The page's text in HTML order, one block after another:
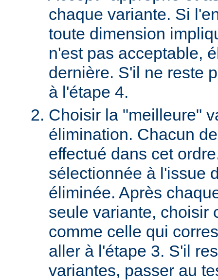
chaque variante. Si
toute dimension
n'est pas acceptable,
dernière. S'il ne reste
à l'étape 4.
Choisir la "meilleure"
élimination. Chacun
effectué dans cet
sélectionnée à l'issue
éliminée. Après
seule variante, choisir
comme celle qui
aller à l'étape 3. S'il
variantes, passer au